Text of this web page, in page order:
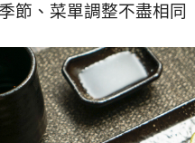
節、菜單調整不盡相同